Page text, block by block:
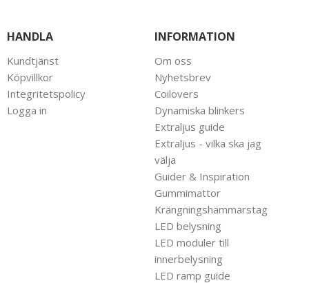
HANDLA
Kundtjänst
Köpvillkor
Integritetspolicy
Logga in
INFORMATION
Om oss
Nyhetsbrev
Coilovers
Dynamiska blinkers
Extraljus guide
Extraljus - vilka ska jag
välja
Guider & Inspiration
Gummimattor
Krängningshämmarstag
LED belysning
LED moduler till
innerbelysning
LED ramp guide